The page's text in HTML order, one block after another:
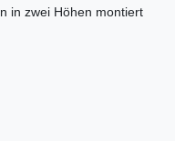
in zwei Höhen montiert